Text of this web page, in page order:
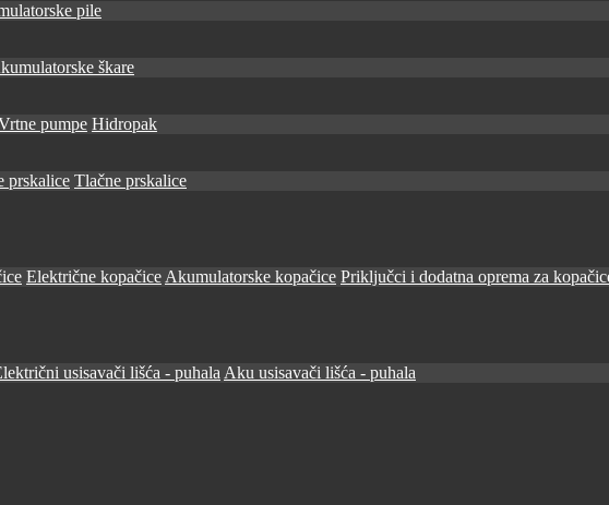
pile
škare
pumpe Hidropak
prskalice Tlačne prskalice
Električne kopačice Akumulatorske kopačice Priključci i dodatna oprema za
usisavači lišća - puhala Aku usisavači lišća - puhala